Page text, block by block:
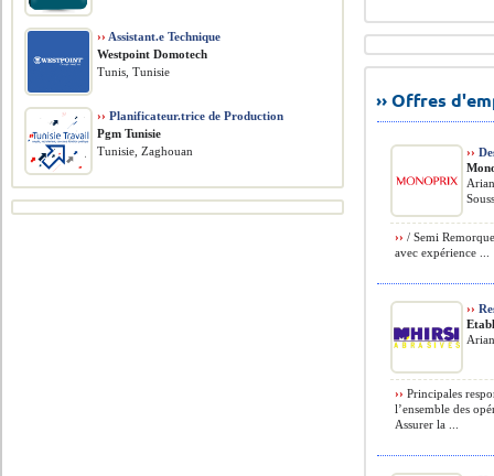
›› Offres
››
›› / Semi
avec expérience ...
››
›› Principales
l’ensemble des
Assurer la ...
›› Assistant.e Technique
Westpoint Domotech
Tunis, Tunisie
›› Planificateur.trice de Production
Pgm Tunisie
Tunisie, Zaghouan